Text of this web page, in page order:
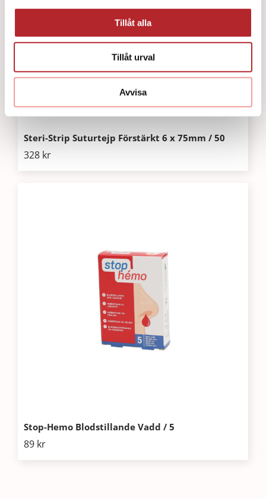
Tillåt alla
Tillåt urval
Avvisa
Steri-Strip Suturtejp Förstärkt 6 x 75mm / 50
328 kr
Stop-Hemo Blodstillande Vadd / 5
89 kr